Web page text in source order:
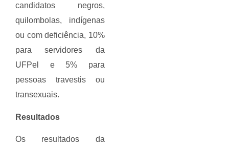
candidatos negros,
quilombolas, indígenas
ou com deficiência, 10%
para servidores da
UFPel e 5% para
pessoas travestis ou
transexuais.
Resultados
Os resultados da